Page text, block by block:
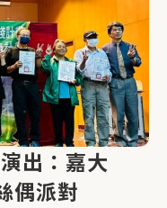
出：嘉大
偶派對